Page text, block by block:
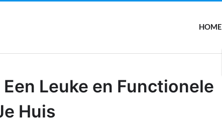
HOME
Leuke en Functionele
Huis